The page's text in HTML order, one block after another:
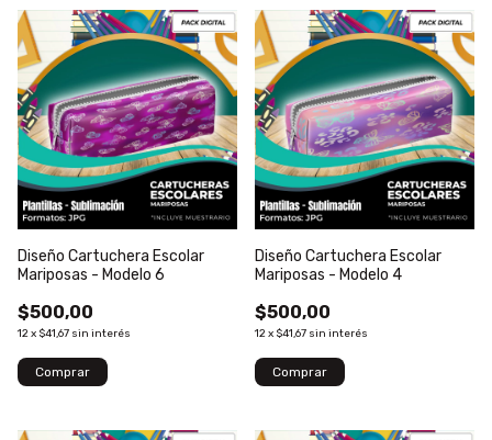
Diseño Cartuchera Escolar
Mariposas - Modelo 6
$500,00
12x $41,67 sin interés
Diseño Cartuchera Escolar
Mariposas - Modelo 4
$500,00
12x $41,67 sin interés